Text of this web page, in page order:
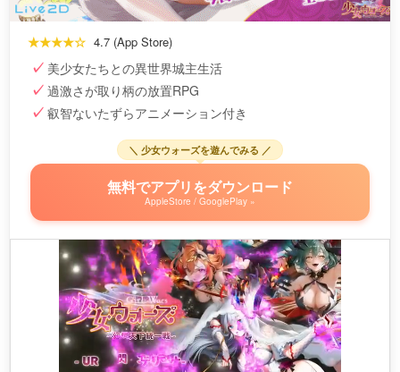
★★★★☆ 4.7 (App Store)
美少女たちとの異世界城主生活
過激さが取り柄の放置RPG
叡智ないたずらアニメーション付き
＼ 少女ウォーズを遊んでみる ／
無料でアプリをダウンロード
AppleStore / GooglePlay »